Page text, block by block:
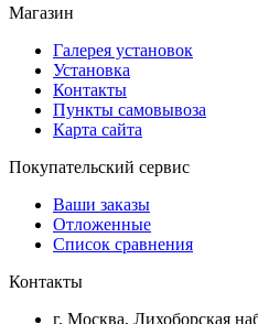
Магазин
Галерея установок
Установка
Контакты
Пункты самовывоза
Карта сайта
Покупательский сервис
Ваши заказы
Отложенные
Список сравнения
Контакты
г. Москва, Лихоборская